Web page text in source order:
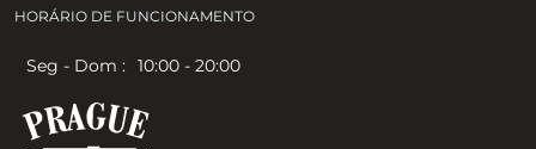
HORÁRIO DE FUNCIONAMENTO
Seg - Dom : 10:00 - 20:00